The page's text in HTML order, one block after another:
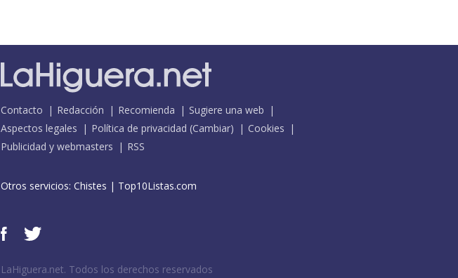
Contacto Redacción Recomienda
Sugiere una web
Aspectos legales
Política de privacidad (Cambiar)
Cookies
Publicidad y webmasters
RSS
Otros servicios: Chistes | Top10Listas.com
LaHiguera.net. Todos los derechos reservados